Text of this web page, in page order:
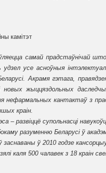
камітэт
самай прадстаўнічай
удзел усе асноўныя
Акрамя гэтага,
новых жыццяздольных
нефармальных кантактаў з
краін.
– развіццё супольнасці
разуменню Беларусі ў
заснаваны ў 2010 годзе
каля 500 чалавек з 18 краін